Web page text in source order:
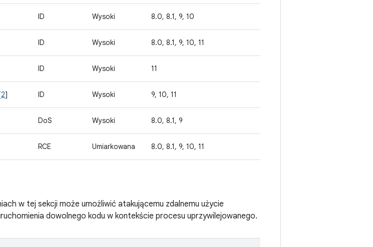
ID Wysoki 8.0, 8.1, 9, 10
ID Wysoki 8.0, 8.1, 9, 10, 11
ID Wysoki 11
2] ID Wysoki 9, 10, 11
DoS Wysoki 8.0, 8.1, 9
RCE Umiarkowana 8.0, 8.1, 9, 10, 11
w tej sekcji może umożliwić atakującemu zdalnemu użycie
dowolnego kodu w kontekście procesu uprzywilejowanego.